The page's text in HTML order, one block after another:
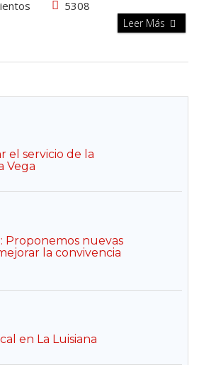
5308
Leer Más
el servicio de la
Vega
Proponemos nuevas
la convivencia
en La Luisiana